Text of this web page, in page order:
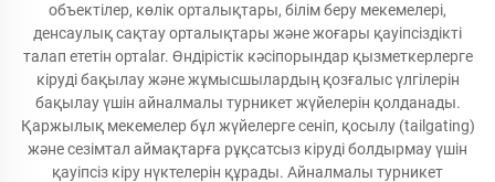
объектілер, көлік орталықтары, білім беру мекемелері,
денсаулық сақтау орталықтары және жоғары қауіпсіздікті
талап ететін ортalar. Өндірістік кәсіпорындар қызметкерлерге
кіруді бақылау және жұмысшылардың қозғалыс үлгілерін
бақылау үшін айналмалы турникет жүйелерін қолданады.
Қаржылық мекемелер бұл жүйелерге сеніп, қосылу (tailgating)
және сезімтал аймақтарға рұқсатсыз кіруді болдырмау үшін
қауіпсіз кіру нүктелерін құрады. Айналмалы турникет